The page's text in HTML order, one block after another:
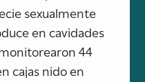
sexualmente
en cavidades
44
cajas nido en